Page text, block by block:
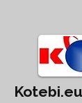
Kotebi.eu